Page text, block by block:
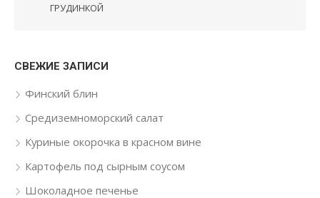
ГРУДИНКОЙ
СВЕЖИЕ ЗАПИСИ
Финский блин
Средиземноморский салат
Куриные окорочка в красном вине
Картофель под сырным соусом
Шоколадное печенье